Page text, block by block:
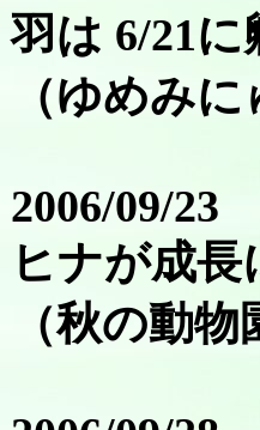
羽は 6/21
（ゆめみ
2006/09/23
ヒナが成
（秋の動